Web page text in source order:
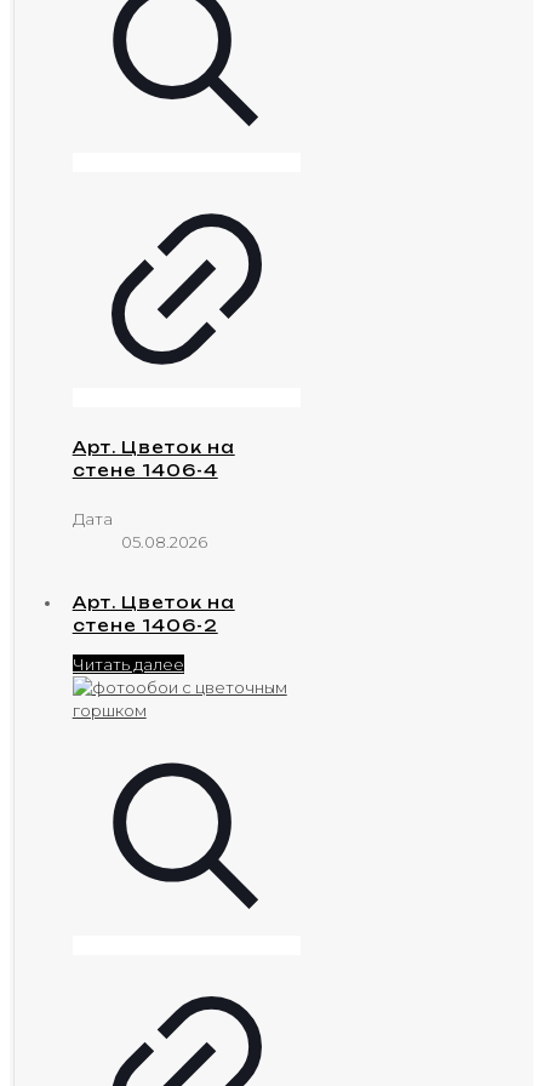
Арт. Цветок на
стене 1406-4
Дата
05.08.2026
Арт. Цветок на
стене 1406-2
Читать далее